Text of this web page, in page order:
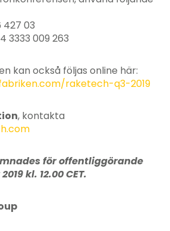
427 03
3333 009 263
kan också följas online här:
raketech-q3-2019
, kontakta
för offentliggörande
kl. 12.00 CET.